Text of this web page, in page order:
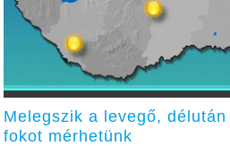
Melegszik a levegő,
fokot mérhetünk